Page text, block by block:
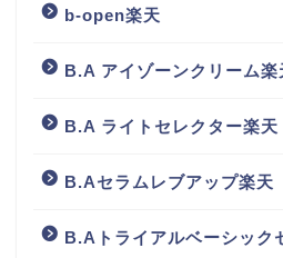
b-open楽天
B.A アイゾーンクリーム楽
B.A ライトセレクター楽天
B.Aセラムレブアップ楽天
B.Aトライアルベーシック